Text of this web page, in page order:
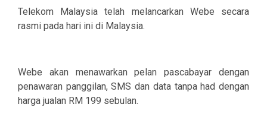
Telekom Malaysia telah melancarkan Webe secara
rasmi pada hari ini di Malaysia.
Webe akan menawarkan pelan pascabayar dengan
penawaran panggilan, SMS dan data tanpa had dengan
harga jualan RM 199 sebulan.